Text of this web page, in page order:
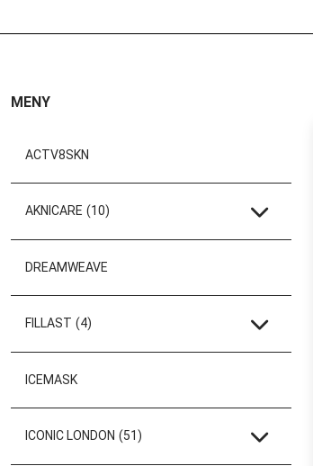
MENY
ACTV8SKN
AKNICARE (10)
DREAMWEAVE
FILLAST (4)
ICEMASK
ICONIC LONDON (51)